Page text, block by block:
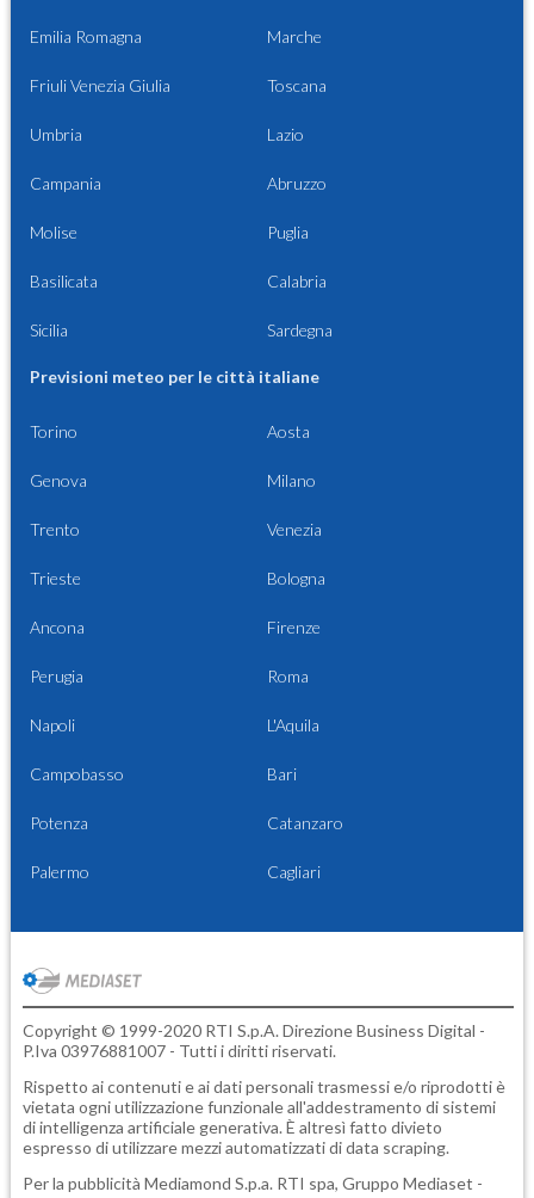
Emilia Romagna Marche
Friuli Venezia Giulia Toscana
Umbria Lazio
Campania Abruzzo
Molise Puglia
Basilicata Calabria
Sicilia Sardegna
Previsioni meteo per le città italiane
Torino Aosta
Genova Milano
Trento Venezia
Trieste Bologna
Ancona Firenze
Perugia Roma
Napoli L'Aquila
Campobasso Bari
Potenza Catanzaro
Palermo Cagliari
Copyright © 1999-2020 RTI S.p.A. Direzione Business Digital -
P.Iva 03976881007 - Tutti i diritti riservati.
Rispetto ai contenuti e ai dati personali trasmessi e/o riprodotti è
vietata ogni utilizzazione funzionale all'addestramento di sistemi
di intelligenza artificiale generativa. È altresì fatto divieto
espresso di utilizzare mezzi automatizzati di data scraping.
Per la pubblicità Mediamond S.p.a. RTI spa, Gruppo Mediaset -